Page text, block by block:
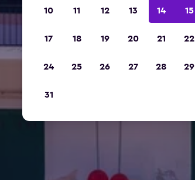
10 11 12 13 14 15
17 18 19 20 21 22
24 25 26 27 28 29
31